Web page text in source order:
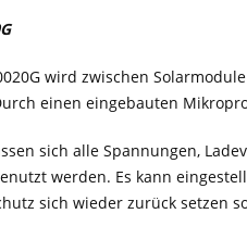
wird zwischen
einen eingebauten
sich alle Spannungen,
werden. Es kann
sich wieder zurück setzen